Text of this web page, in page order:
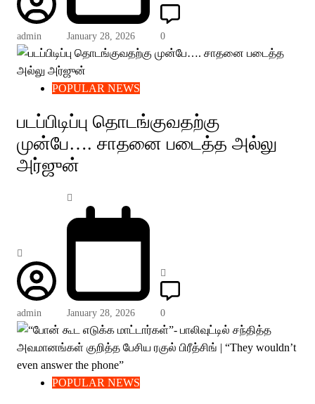
admin January 28, 2026 0
POPULAR NEWS
படப்பிடிப்பு தொடங்குவதற்கு
முன்பே…. சாதனை படைத்த அல்லு
அர்ஜுன்
admin January 28, 2026 0
POPULAR NEWS